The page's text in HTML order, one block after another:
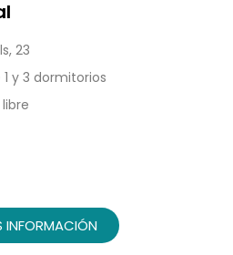
23
y 3 dormitorios
INFORMACIÓN